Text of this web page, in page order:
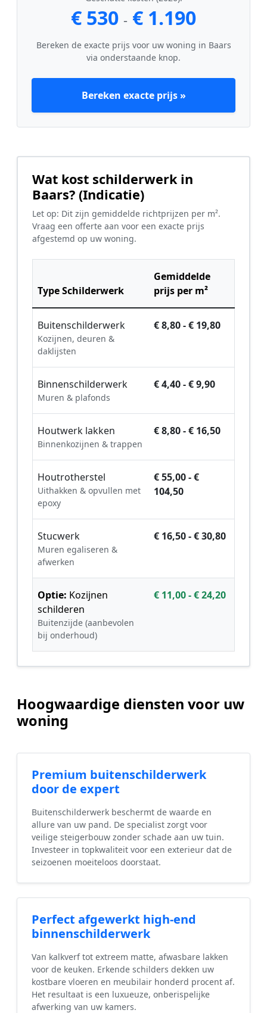
€ 530 - € 1.190
Bereken de exacte prijs voor uw woning in Baars
via onderstaande knop.
Bereken exacte prijs »
Wat kost schilderwerk in
Baars? (Indicatie)
Let op: Dit zijn gemiddelde richtprijzen per m².
Vraag een offerte aan voor een exacte prijs
afgestemd op uw woning.
Type Schilderwerk
Gemiddelde
prijs per m²
Buitenschilderwerk
Kozijnen, deuren &
daklijsten
€ 8,80 - € 19,80
Binnenschilderwerk
Muren & plafonds
€ 4,40 - € 9,90
Houtwerk lakken
Binnenkozijnen & trappen
€ 8,80 - € 16,50
Houtrotherstel
Uithakken & opvullen met
epoxy
€ 55,00 - €
104,50
Stucwerk
Muren egaliseren &
afwerken
€ 16,50 - € 30,80
Optie: Kozijnen
schilderen
Buitenzijde (aanbevolen
bij onderhoud)
€ 11,00 - € 24,20
Hoogwaardige diensten voor uw
woning
Premium buitenschilderwerk
door de expert
Buitenschilderwerk beschermt de waarde en
allure van uw pand. De specialist zorgt voor
veilige steigerbouw zonder schade aan uw tuin.
Investeer in topkwaliteit voor een exterieur dat de
seizoenen moeiteloos doorstaat.
Perfect afgewerkt high-end
binnenschilderwerk
Van kalkverf tot extreem matte, afwasbare lakken
voor de keuken. Erkende schilders dekken uw
kostbare vloeren en meubilair honderd procent af.
Het resultaat is een luxueuze, onberispelijke
afwerking van uw kamers.